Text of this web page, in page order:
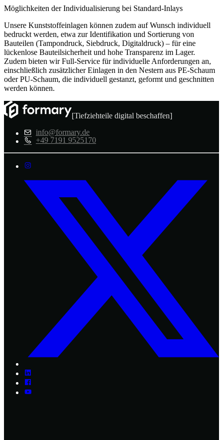
Möglichkeiten der Individualisierung bei Standard-Inlays
Unsere Kunststoffeinlagen können zudem auf Wunsch individuell
bedruckt werden, etwa zur Identifikation und Sortierung von
Bauteilen (Tampondruck, Siebdruck, Digitaldruck) – für eine
lückenlose Bauteilsicherheit und hohe Transparenz im Lager.
Zudem bieten wir Full-Service für individuelle Anforderungen an,
einschließlich zusätzlicher Einlagen in den Nestern aus PE-Schaum
oder PU-Schaum, die individuell gestanzt, geformt und geschnitten
werden können.
[Tiefziehteile digital beschaffen]
info@formary.de
+49 7191 9525170